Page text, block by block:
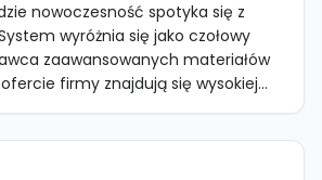
nowoczesność spotyka się z
wyróżnia się jako czołowy
zaawansowanych materiałów
firmy znajdują się wysokiej...